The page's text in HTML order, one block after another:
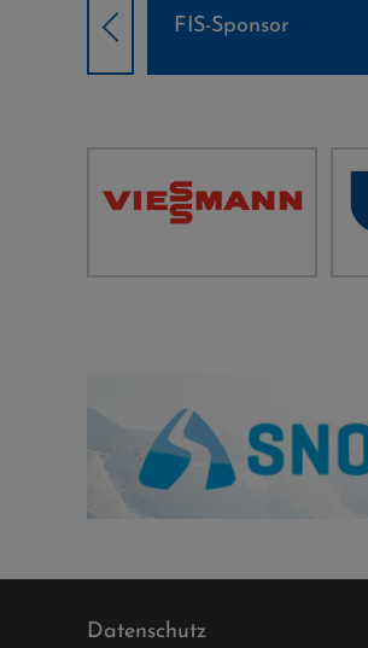
Weltcup-Sponsoren
Damen
Datenschutz